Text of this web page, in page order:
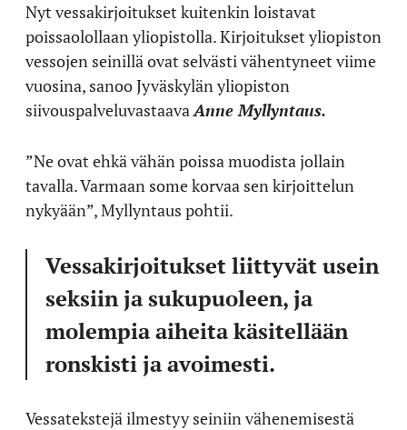
Nyt vessakirjoitukset kuitenkin loistavat
poissaolollaan yliopistolla. Kirjoitukset yliopiston
vessojen seinillä ovat selvästi vähentyneet viime
vuosina, sanoo Jyväskylän yliopiston
siivouspalveluvastaavaAnne Myllyntaus.
”Ne ovat ehkä vähän poissa muodista jollain
tavalla. Varmaan some korvaa sen kirjoittelun
nykyään”, Myllyntaus pohtii.
Vessakirjoitukset liittyvät usein
seksiin ja sukupuoleen, ja
molempia aiheita käsitellään
ronskisti ja avoimesti.
Vessatekstejä ilmestyy seiniin vähenemisestä